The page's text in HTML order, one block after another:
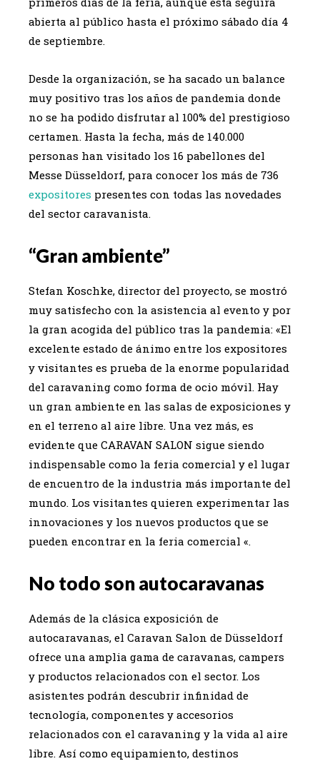
abierta al público hasta el próximo sábado día 4
de septiembre.
Desde la organización, se ha sacado un balance
muy positivo tras los años de pandemia donde
no se ha podido disfrutar al 100% del prestigioso
certamen. Hasta la fecha, más de 140.000
personas han visitado los 16 pabellones del
Messe Düsseldorf, para conocer los más de 736
expositores presentes con todas las novedades
del sector caravanista.
“Gran ambiente”
Stefan Koschke, director del proyecto, se mostró
muy satisfecho con la asistencia al evento y por
la gran acogida del público tras la pandemia: «El
excelente estado de ánimo entre los expositores
y visitantes es prueba de la enorme popularidad
del caravaning como forma de ocio móvil. Hay
un gran ambiente en las salas de exposiciones y
en el terreno al aire libre. Una vez más, es
evidente que CARAVAN SALON sigue siendo
indispensable como la feria comercial y el lugar
de encuentro de la industria más importante del
mundo. Los visitantes quieren experimentar las
innovaciones y los nuevos productos que se
pueden encontrar en la feria comercial «.
No todo son autocaravanas
Además de la clásica exposición de
autocaravanas, el Caravan Salon de Düsseldorf
ofrece una amplia gama de caravanas, campers
y productos relacionados con el sector. Los
asistentes podrán descubrir infinidad de
tecnología, componentes y accesorios
relacionados con el caravaning y la vida al aire
libre. Así como equipamiento, destinos